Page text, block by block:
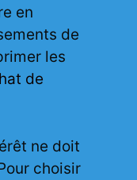
en
de
les
de
ne doit
choisir